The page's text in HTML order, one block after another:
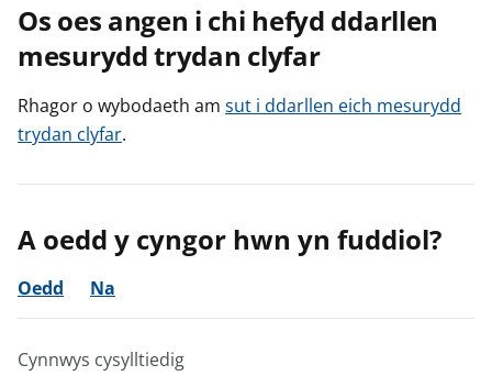
Os oes angen i chi hefyd ddarllen
mesurydd trydan clyfar
Rhagor o wybodaeth am sut i ddarllen eich mesurydd
trydan clyfar.
A oedd y cyngor hwn yn fuddiol?
Oedd Na
Cynnwys cysylltiedig